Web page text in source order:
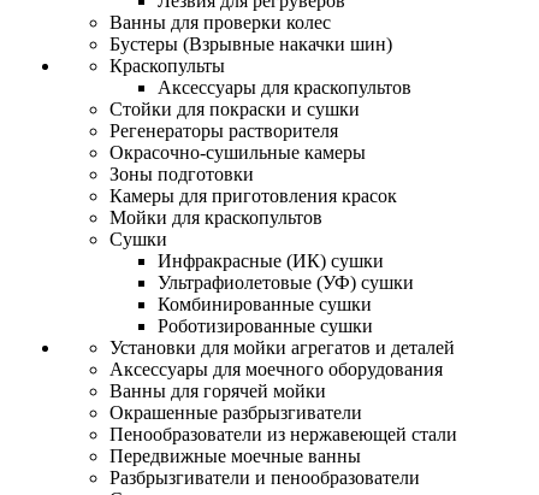
Ванны для проверки колес
Бустеры (Взрывные накачки шин)
Краскопульты
Аксессуары для краскопультов
Стойки для покраски и сушки
Регенераторы растворителя
Окрасочно-сушильные камеры
Зоны подготовки
Камеры для приготовления красок
Мойки для краскопультов
Сушки
Инфракрасные (ИК) сушки
Ультрафиолетовые (УФ) сушки
Комбинированные сушки
Роботизированные сушки
Установки для мойки агрегатов и деталей
Аксессуары для моечного оборудования
Ванны для горячей мойки
Окрашенные разбрызгиватели
Пенообразователи из нержавеющей стали
Передвижные моечные ванны
Разбрызгиватели и пенообразователи